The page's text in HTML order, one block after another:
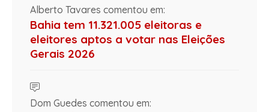
Alberto Tavares comentou em:
Bahia tem 11.321.005 eleitoras e
eleitores aptos a votar nas Eleições
Gerais 2026
Dom Guedes comentou em: